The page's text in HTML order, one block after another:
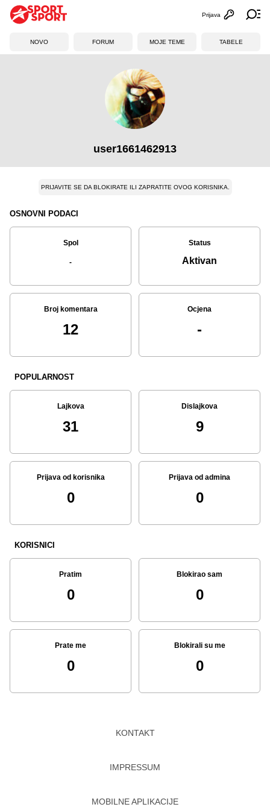
Otvori
Prijava
NOVO FORUM MOJE TEME TABELE
user1661462913
PRIJAVITE SE DA BLOKIRATE ILI ZAPRATITE OVOG KORISNIKA.
OSNOVNI PODACI
Spol
-
Status
Aktivan
Broj komentara
12
Ocjena
-
POPULARNOST
Lajkova
31
Dislajkova
9
Prijava od korisnika
0
Prijava od admina
0
KORISNICI
Pratim
0
Blokirao sam
0
Prate me
0
Blokirali su me
0
KONTAKT
IMPRESSUM
MOBILNE APLIKACIJE